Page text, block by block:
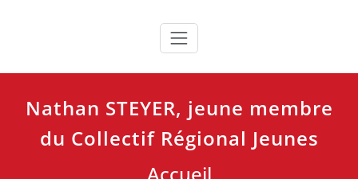
Nathan STEYER, jeune membre
du Collectif Régional Jeunes